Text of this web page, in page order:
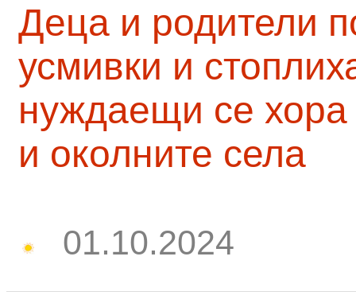
Деца и родители
усмивки и
нуждаещи се
и околните села
01.10.2024